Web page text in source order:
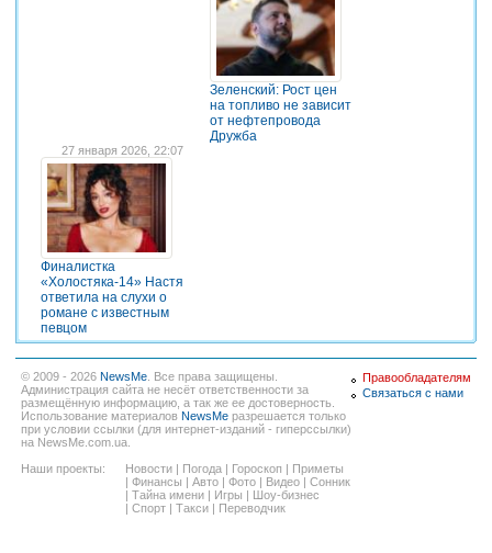
Зеленский: Рост цен
на топливо не зависит
от нефтепровода
Дружба
27 января 2026, 22:07
Финалистка
«Холостяка-14» Настя
ответила на слухи о
романе с известным
певцом
© 2009 - 2026 NewsMe . Все права защищены.
Администрация сайта не несёт ответственности за
размещённую информацию, а так же ее достоверность.
Использование материалов NewsMe разрешается только
при условии ссылки (для интернет-изданий - гиперссылки)
на NewsMe.com.ua.
Наши проекты:
Новости Погода Гороскоп
Приметы
Финансы Авто Фото Видео
Сонник
Тайна имени Игры
Шоу-бизнес
Спорт Такси Переводчик
Правообладателям
Связаться с нами